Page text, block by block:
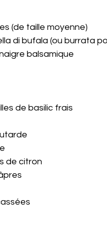
(de taille moyenne)
di bufala (ou burrata
balsamique
de basilic frais
de citron